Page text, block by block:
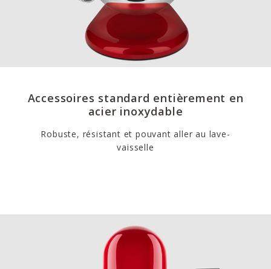
Accessoires standard entièrement en
acier inoxydable
Robuste, résistant et pouvant aller au lave-
vaisselle